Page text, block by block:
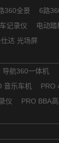
360全景
6路
记录仪
电动踏
仕达 光场屏
导航360一体机
音乐车机
PRO
仪 PRO BBA